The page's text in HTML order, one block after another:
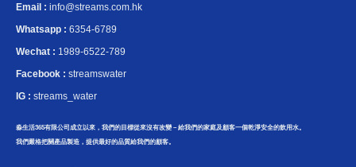
Email : info@streams.com.hk
Whatsapp : 6354-6789
Wechat : 1989-6522-789
Facebook : streamswater
IG : streams_water
淼生活365有限公司成立以來，我們的目標從來沒有改變－給我們的家庭及顧客一個乾淨安全的飲用水。
我們嚴格把關產品製造，提供最好的品質給我們的顧客。